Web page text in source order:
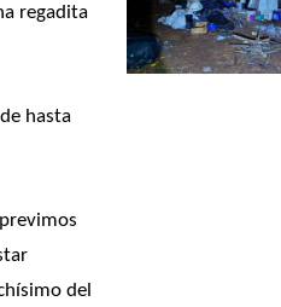
regadita
hasta
del